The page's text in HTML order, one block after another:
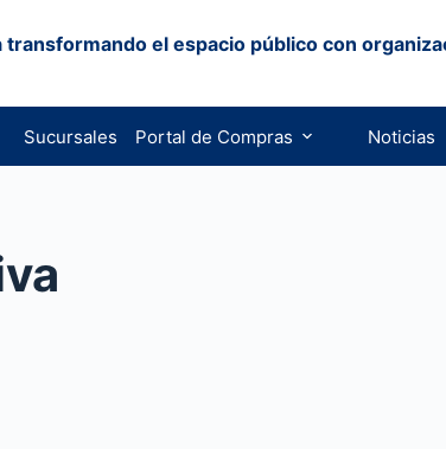
el espacio público con
Sucursales Portal de Compras Noticias